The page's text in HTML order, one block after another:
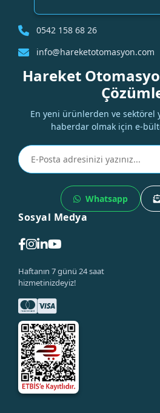
0542 158 68 26
info@hareketotomasyon.com
Hareket
En yeni ürünlerden ve sektörel
haberdar olmak için e-
Whatsapp
Sosyal Medya
Haftanın 7 günü 24 saat
hizmetinizdeyiz!